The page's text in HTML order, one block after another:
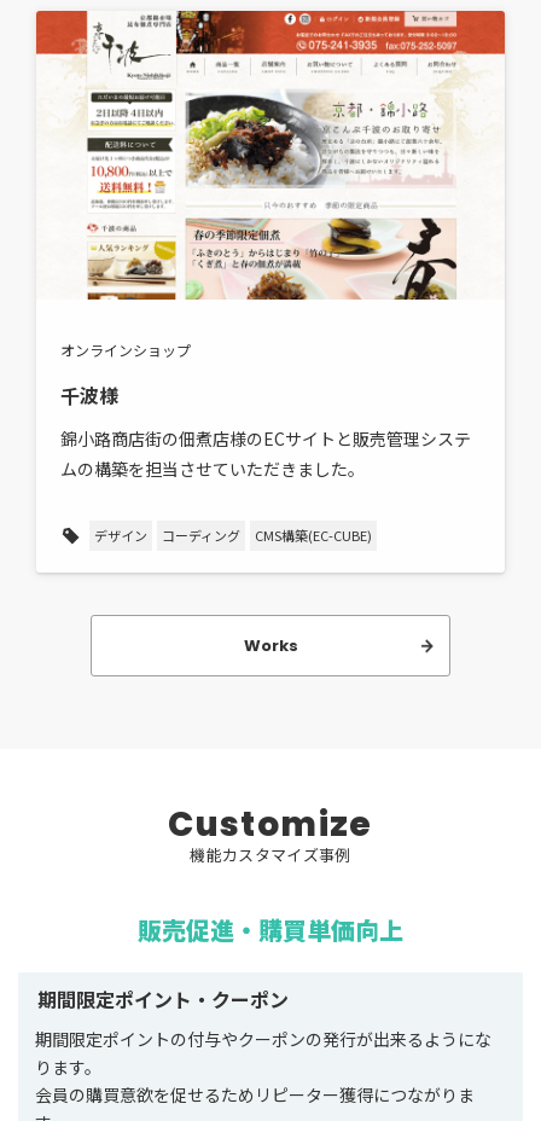
オンラインショップ
千波様
錦小路商店街の佃煮店様のECサイトと販売管理システ
ムの構築を担当させていただきました。
デザイン コーディング CMS構築(EC-CUBE)
Works
Customize
機能カスタマイズ事例
販売促進・購買単価向上
期間限定ポイント・クーポン
期間限定ポイントの付与やクーポンの発行が出来るようにな
ります。
会員の購買意欲を促せるためリピーター獲得につながりま